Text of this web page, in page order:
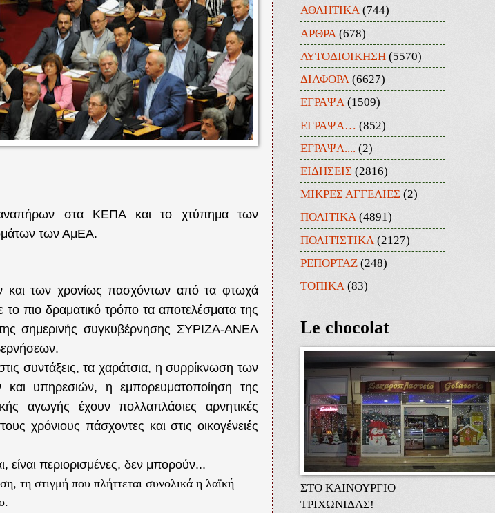
στα ΚΕΠΑ και το χτύπημα των
των ΑμΕΑ.
και των χρονίως πασχόντων από τα φτωχά
το πιο δραματικό τρόπο τα αποτελέσματα της
της σημερινής συγκυβέρνησης ΣΥΡΙΖΑ-ΑΝΕΛ
συντάξεις, τα χαράτσια, η συρρίκνωση των
υπηρεσιών, η εμπορευματοποίηση της
αγωγής έχουν πολλαπλάσιες αρνητικές
χρόνιους πάσχοντες και στις οικογένειές
είναι περιορισμένες, δεν μπορούν...
τη στιγμή που πλήττεται συνολικά η λαϊκή
ΑΘΛΗΤΙΚΑ (744)
ΑΡΘΡΑ (678)
ΑΥΤΟΔΙΟΙΚΗΣΗ (5570)
ΔΙΑΦΟΡΑ (6627)
ΕΓΡΑΨΑ (1509)
ΕΓΡΑΨΑ… (852)
ΕΓΡΑΨΑ.... (2)
ΕΙΔΗΣΕΙΣ (2816)
ΜΙΚΡΕΣ ΑΓΓΕΛΙΕΣ (2)
ΠΟΛΙΤΙΚΑ (4891)
ΠΟΛΙΤΙΣΤΙΚΑ (2127)
ΡΕΠΟΡΤΑΖ (248)
ΤΟΠΙΚΑ (83)
Le chocolat
ΣΤΟ ΚΑΙΝΟΥΡΓΙΟ
ΤΡΙΧΩΝΙΔΑΣ!